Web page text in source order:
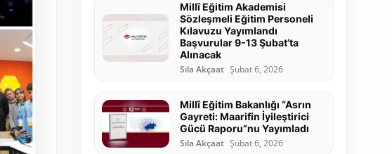
Millî Eğitim Akademisi
Sözleşmeli Eğitim Personeli
Kılavuzu Yayımlandı
Başvurular 9-13 Şubat’ta
Alınacak
Sıla Akçaat Şubat 6, 2026
Millî Eğitim Bakanlığı “Asrın
Gayreti: Maarifin İyileştirici
Gücü Raporu”nu Yayımladı
Sıla Akçaat Şubat 6, 2026